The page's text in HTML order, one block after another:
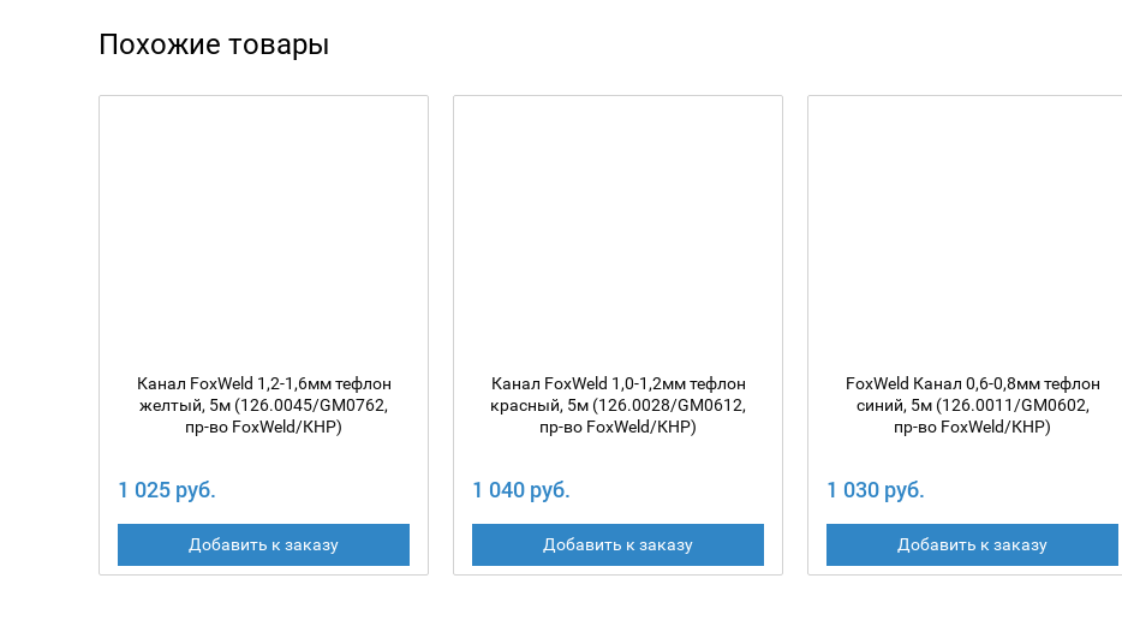
Похожие товары
Канал FoxWeld 1,2-1,6мм тефлон
желтый, 5м (126.0045/GM0762,
пр-во FoxWeld/КНР)
1 025 руб.
Добавить к заказу
Канал FoxWeld 1,0-1,2мм тефлон
красный, 5м (126.0028/GM0612,
пр-во FoxWeld/КНР)
1 040 руб.
Добавить к заказу
FoxWeld Канал 0,6-0,8мм тефлон
синий, 5м (126.0011/GM0602,
пр-во FoxWeld/КНР)
1 030 руб.
Добавить к заказу